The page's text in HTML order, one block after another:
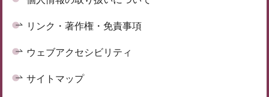
リンク・著作権・免責事項
ウェブアクセシビリティ
サイトマップ